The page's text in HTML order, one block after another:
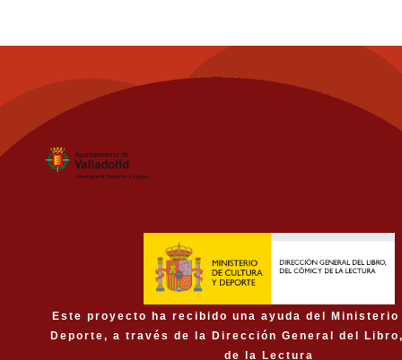
Este proyecto ha recibido una ayuda del
Deporte, a través de la Dirección General del
de la Lectura